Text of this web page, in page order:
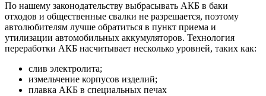
По нашему законодательству выбрасывать АКБ в баки
отходов и общественные свалки не разрешается, поэтому
автолюбителям лучше обратиться в пункт приема и
утилизации автомобильных аккумуляторов. Технология
переработки АКБ насчитывает несколько уровней, таких как:
слив электролита;
измельчение корпусов изделий;
плавка АКБ в специальных печах